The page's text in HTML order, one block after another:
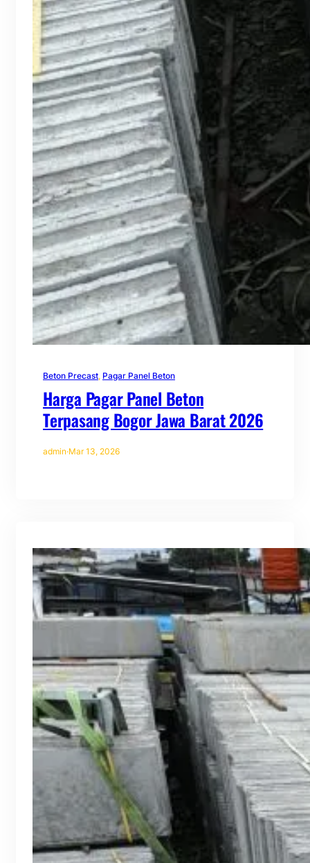
Beton Precast, Pagar Panel Beton
Harga Pagar Panel Beton
Terpasang Bogor Jawa Barat 2026
admin·Mar 13, 2026